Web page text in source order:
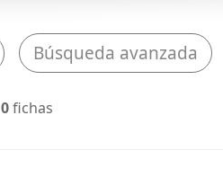
Búsqueda avanzada
0fichas